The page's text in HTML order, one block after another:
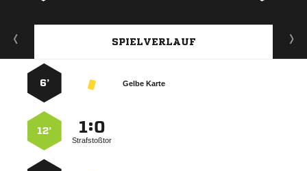
SPIELVERLAUF
Gelbe Karte
6’
:
Strafstoßtor
12’